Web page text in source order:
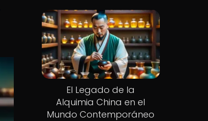
El Legado de la
Alquimia China en el
Mundo Contemporáneo